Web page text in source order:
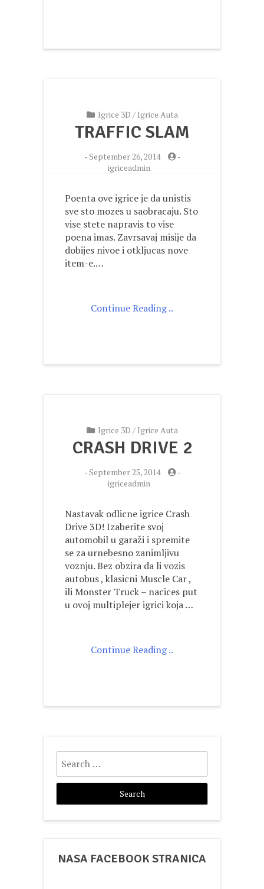
Igrice 3D / Igrice Auta
TRAFFIC SLAM
-September 26, 2014
-
igriceadmin
Poenta ove igrice je da unistis
sve sto mozes u saobracaju. Sto
vise stete napravis to vise
poena imas. Zavrsavaj misije da
dobijes nivoe i otkljucas nove
item-e.…
Continue Reading ..
Igrice 3D / Igrice Auta
CRASH DRIVE 2
-September 25, 2014
-
igriceadmin
Nastavak odlicne igrice Crash
Drive 3D! Izaberite svoj
automobil u garaži i spremite
se za urnebesno zanimljivu
voznju. Bez obzira da li vozis
autobus , klasicni Muscle Car ,
ili Monster Truck – nacices put
u ovoj multiplejer igrici koja …
Continue Reading ..
Search
for:
NASA FACEBOOK STRANICA